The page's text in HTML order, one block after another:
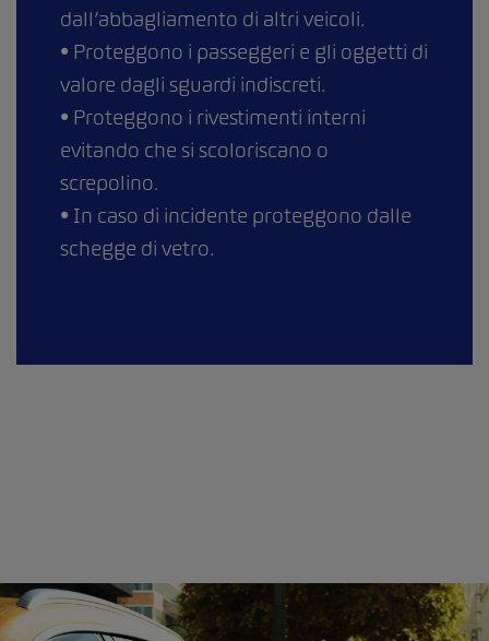
dall’abbagliamento di altri veicoli.
• Proteggono i passeggeri e gli oggetti di
valore dagli sguardi indiscreti.
• Proteggono i rivestimenti interni
evitando che si scoloriscano o
screpolino.
• In caso di incidente proteggono dalle
schegge di vetro.